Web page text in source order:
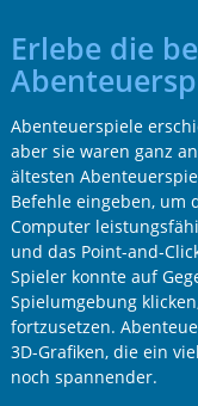
Erlebe die
Abenteuerspiele
aber sie waren ganz
ältesten
Befehle eingeben, um
Computer
und das Point-and-
Spieler konnte auf
Spielumgebung
fortzusetzen.
3D-Grafiken, die ein
noch spannender.